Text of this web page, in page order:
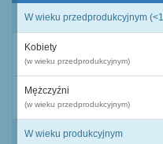
W wieku przedprodukcyjnym
Kobiety
(w wieku przedprodukcyjnym)
Mężczyźni
(w wieku przedprodukcyjnym)
W wieku produkcyjnym